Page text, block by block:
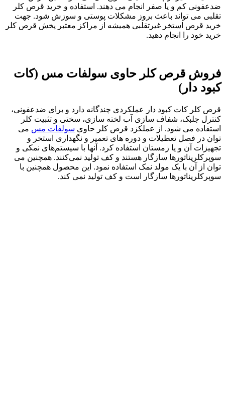
ضدعفونی کم و یا صفر انجام می دهند. استفاده و خرید قرص‌ کلر
تقلبی می تواند باعث بروز مشکلات پوستی و سوزش شود. جهت
خرید قرص استخر غیرتقلبی همیشه از مراکز معتبر پخش قرص کلر
خرید خود را انجام دهید.
فروش قرص‌ کلر حاوی سولفات مس (کات
کبود دار)
قرص کلر کات کبود دار عملکردی چندگانه دارد و برای ضدعفونی،
کنترل جلبک، شفاف‌ سازی آب لخته سازی، سختی و تثبیت کلر
استفاده می شود. از عملکزد قرص‌ کلر حاوی سولفات مس می‌
توان در فصل تعطیلات و دوره های تعمیر و نگهداری استخر و
تجهیزات آن و یا زمستان استفاده کرد. آنها با سیستم‌های نمکی و
سوپرکلریناتورها سازگار هستند و کف تولید نمی‌کنند. همچنین می
توان از آن با یک مولد نمک استفاده نمود. این محصول همچنین با
سوپرکلریناتورها سازگار است و کف تولید نمی کند.